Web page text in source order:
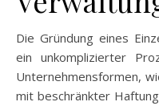
Die Gründung eines
ein unkomplizierter
Unternehmensformen,
mit beschränkter